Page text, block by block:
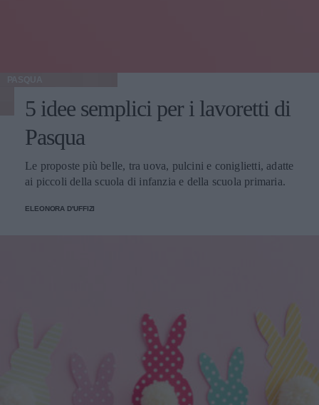
5 idee semplici per i lavoretti di
Pasqua
Le proposte più belle, tra uova, pulcini e coniglietti, adatte
ai piccoli della scuola di infanzia e della scuola primaria.
ELEONORA D'UFFIZI